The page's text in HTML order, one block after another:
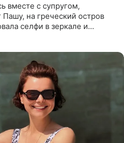
вместе с супругом,
на греческий остров
селфи в зеркале и